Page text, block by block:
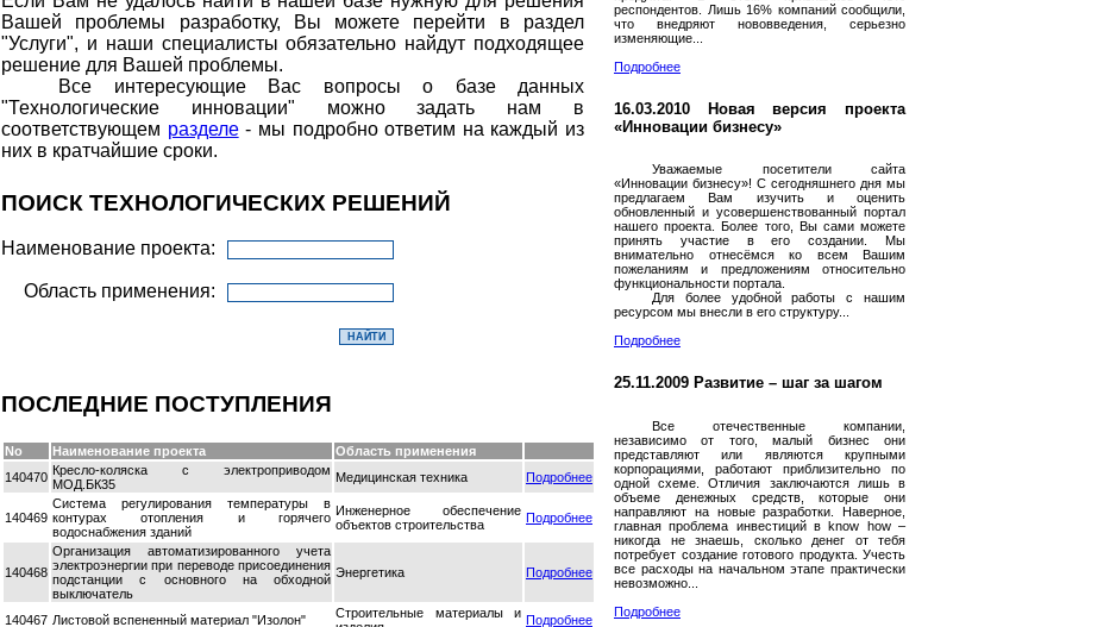
Вашей проблемы разработку, Вы можете перейти в раздел
"Услуги", и наши специалисты обязательно найдут подходящее
решение для Вашей проблемы.
Все интересующие Вас вопросы о базе данных
"Технологические инновации" можно задать нам в
соответствующем разделе- мы подробно ответим на каждый из
них в кратчайшие сроки.
ПОИСК ТЕХНОЛОГИЧЕСКИХ РЕШЕНИЙ
Наименование проекта:
Область применения:
ПОСЛЕДНИЕ ПОСТУПЛЕНИЯ
No Наименование проекта
Область применения
140470 Кресло-коляска с электроприводом
МОД.БК35
Медицинская техника Подробнее
140469
Система регулирования температуры в
контурах отопления и горячего
водоснабжения зданий
Инженерное обеспечение
объектов строительства
Подробнее
140468
Организация автоматизированного учета
электроэнергии при переводе присоединения
подстанции с основного на обходной
выключатель
Энергетика Подробнее
140467 Листовой вспененный материал "Изолон"
Строительные материалы и Подробнее
респондентов. Лишь 16% компаний сообщили,
что внедряют нововведения, серьезно
изменяющие...
Подробнее
16.03.2010 Новая версия проекта
«Инновации бизнесу»
Уважаемые посетители сайта
«Инновации бизнесу»! С сегодняшнего дня мы
предлагаем Вам изучить и оценить
обновленный и усовершенствованный портал
нашего проекта. Более того, Вы сами можете
принять участие в его создании. Мы
внимательно отнесёмся ко всем Вашим
пожеланиям и предложениям относительно
функциональности портала.
Для более удобной работы с нашим
ресурсом мы внесли в его структуру...
Подробнее
25.11.2009 Развитие – шаг за шагом
Все отечественные компании,
независимо от того, малый бизнес они
представляют или являются крупными
корпорациями, работают приблизительно по
одной схеме. Отличия заключаются лишь в
объеме денежных средств, которые они
направляют на новые разработки. Наверное,
главная проблема инвестиций в know how –
никогда не знаешь, сколько денег от тебя
потребует создание готового продукта. Учесть
все расходы на начальном этапе практически
невозможно...
Подробнее